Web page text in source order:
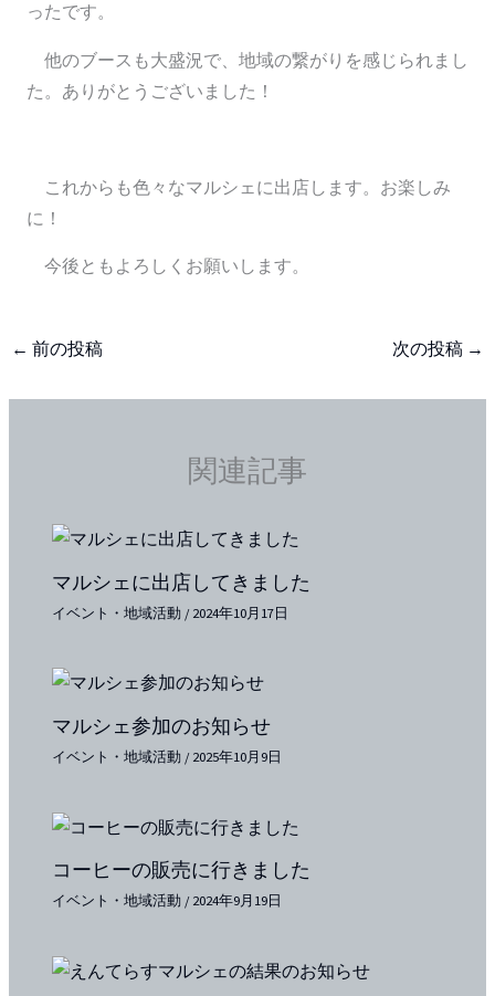
ったです。
他のブースも大盛況で、地域の繋がりを感じられまし
た。ありがとうございました！
これからも色々なマルシェに出店します。お楽しみ
に！
今後ともよろしくお願いします。
← 前の投稿 次の投稿 →
関連記事
マルシェに出店してきました
イベント・地域活動 /2024年10月17日
マルシェ参加のお知らせ
イベント・地域活動 /2025年10月9日
コーヒーの販売に行きました
イベント・地域活動 /2024年9月19日